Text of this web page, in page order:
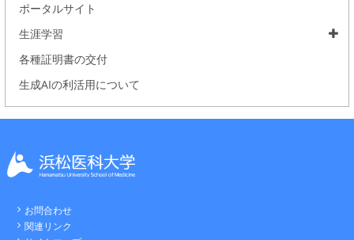
ポータルサイト
生涯学習
各種証明書の交付
生成AIの利活用について
お問合わせ
関連リンク